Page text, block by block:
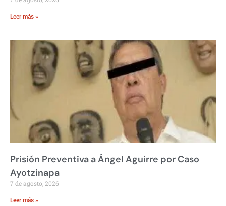
Leer más »
Prisión Preventiva a Ángel Aguirre por Caso
Ayotzinapa
7 de agosto, 2026
Leer más »